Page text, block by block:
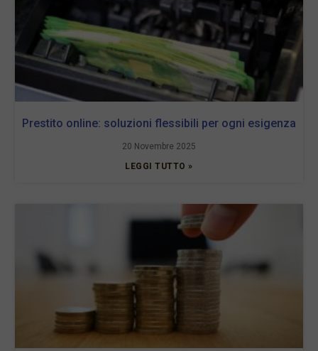
Prestito online: soluzioni flessibili per ogni esigenza
20 Novembre 2025
LEGGI TUTTO »